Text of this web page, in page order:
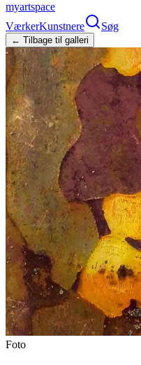
myartspace
VærkerKunstnere Søg
← Tilbage til galleri
Foto